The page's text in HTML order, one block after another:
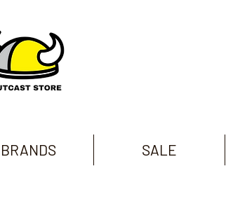
BRANDS SALE